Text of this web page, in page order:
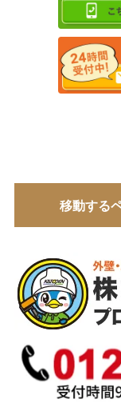
移動する
会社概要
代表取締役 加
イベント
選ばれている